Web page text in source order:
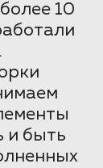
10
и быть